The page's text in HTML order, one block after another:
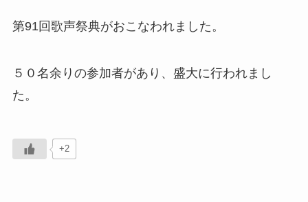
第91回歌声祭典がおこなわれました。
５０名余りの参加者があり、盛大に行われまし
た。
+2